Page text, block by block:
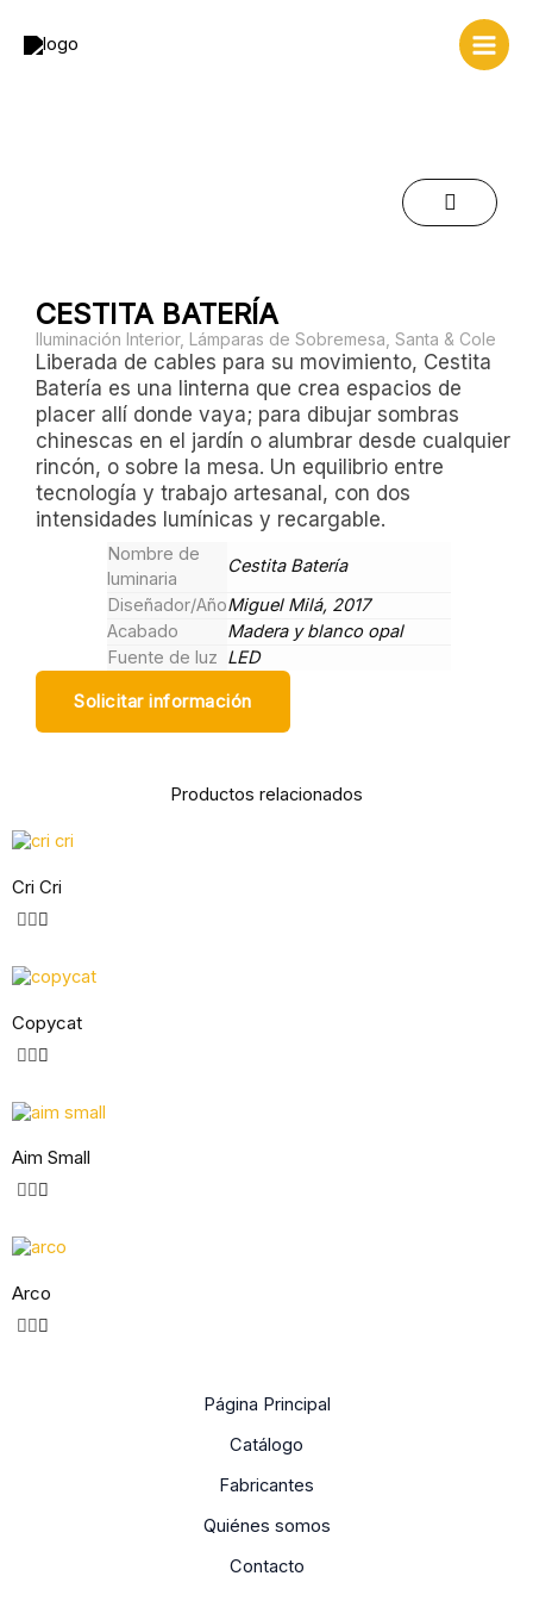
CESTITA BATERÍA
Iluminación Interior, Lámparas de Sobremesa Santa & Cole
Liberada de cables para su movimiento, Cestita
Batería es una linterna que crea espacios de
placer allí donde vaya; para dibujar sombras
chinescas en el jardín o alumbrar desde cualquier
rincón, o sobre la mesa. Un equilibrio entre
tecnología y trabajo artesanal, con dos
intensidades lumínicas y recargable.
Nombre de
luminaria
Cestita Batería
Diseñador/AñoMiguel Milá, 2017
Acabado
Madera y blanco opal
Fuente de luz LED
Solicitar información
Productos relacionados
Cri Cri
Copycat
Aim Small
Arco
Página Principal
Catálogo
Fabricantes
Quiénes somos
Contacto